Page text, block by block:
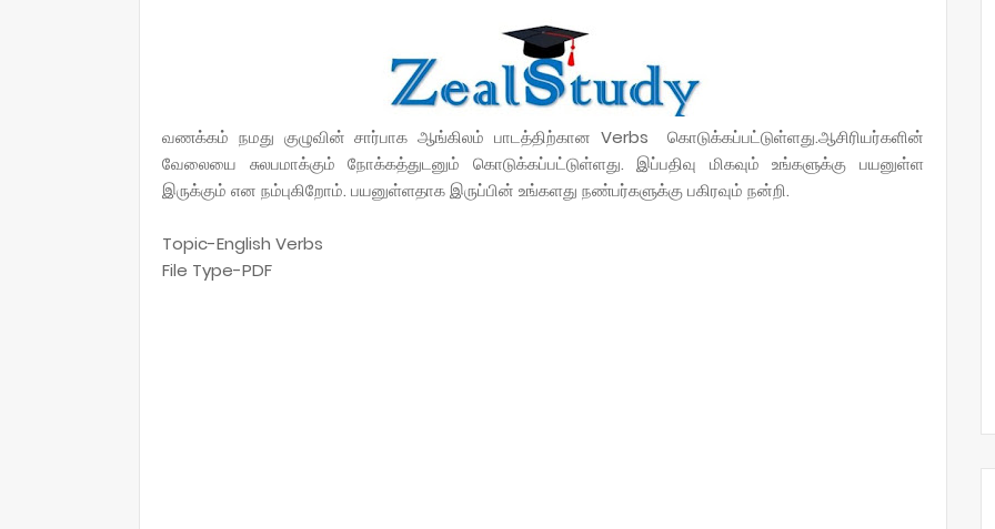
வணக்கம் நமது குழுவின் சார்பாக ஆங்கிலம் பாடத்திற்கான Verbs கொடுக்கப்பட்டுள்ளது.ஆசிரியர்களின்
வேலையை சுலபமாக்கும் நோக்கத்துடனும் கொடுக்கப்பட்டுள்ளது. இப்பதிவு மிகவும் உங்களுக்கு பயனுள்ள
இருக்கும் என நம்புகிறோம். பயனுள்ளதாக இருப்பின் உங்களது நண்பர்களுக்கு பகிரவும் நன்றி.
Topic-English Verbs
File Type-PDF